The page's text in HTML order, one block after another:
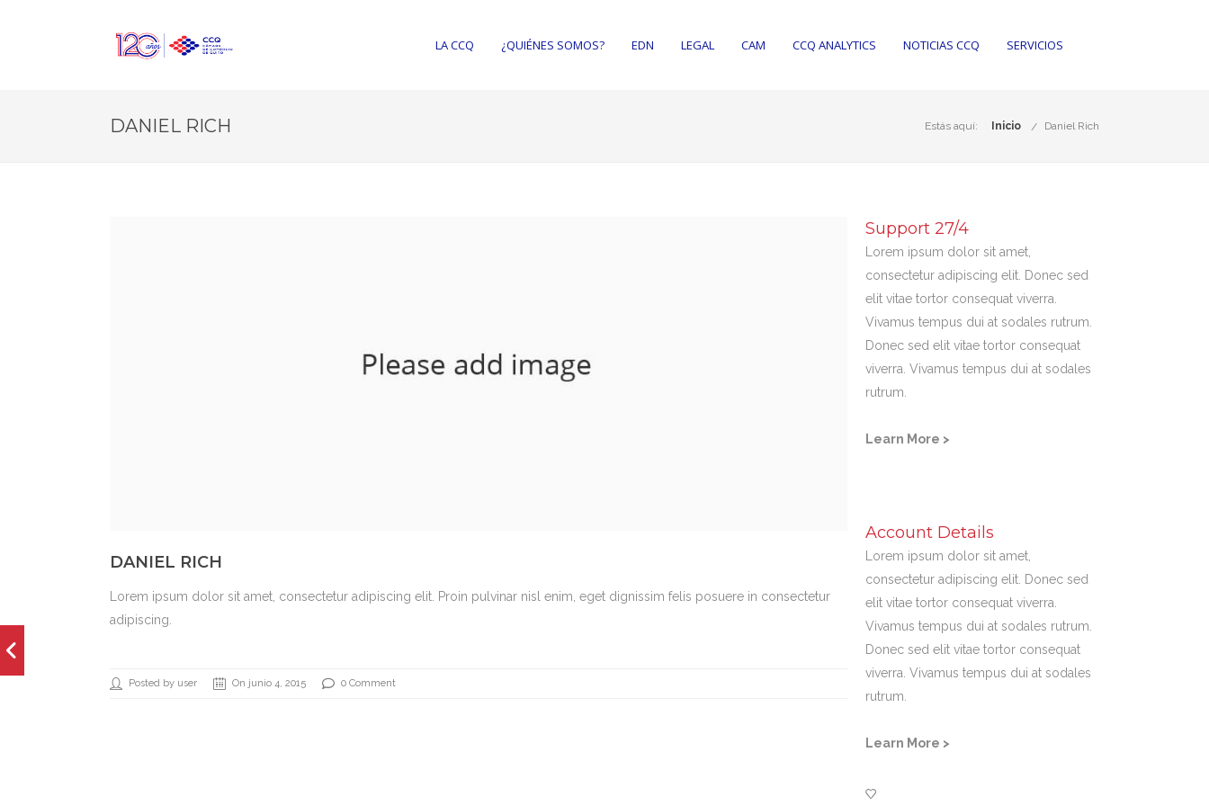
LA CCQ ¿QUIÉNES SOMOS? EDN LEGAL CAM CCQ ANALYTICS NOTICIAS CCQ SERVICIOS
DANIEL RICH Estás aquí: Inicio Daniel Rich
DANIEL RICH
Lorem ipsum dolor sit amet, consectetur adipiscing elit. Proin pulvinar nisl enim, eget dignissim felis posuere in consectetur
adipiscing.
Posted by user On junio 4, 2015 0 Comment
Support 27/4
Lorem ipsum dolor sit amet,
consectetur adipiscing elit. Donec sed
elit vitae tortor consequat viverra.
Vivamus tempus dui at sodales rutrum.
Donec sed elit vitae tortor consequat
viverra. Vivamus tempus dui at sodales
rutrum.
Learn More >
Account Details
Lorem ipsum dolor sit amet,
consectetur adipiscing elit. Donec sed
elit vitae tortor consequat viverra.
Vivamus tempus dui at sodales rutrum.
Donec sed elit vitae tortor consequat
viverra. Vivamus tempus dui at sodales
rutrum.
Learn More >